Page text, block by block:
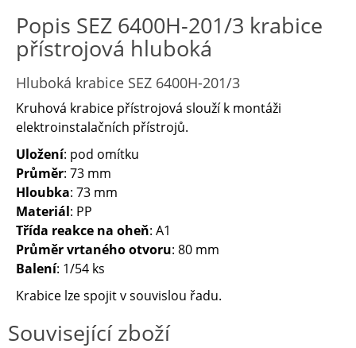
Popis SEZ 6400H-201/3 krabice
přístrojová hluboká
Hluboká krabice SEZ 6400H-201/3
Kruhová krabice přístrojová slouží k montáži
elektroinstalačních přístrojů.
Uložení: pod omítku
Průměr: 73 mm
Hloubka: 73 mm
Materiál: PP
Třída reakce na oheň: A1
Průměr vrtaného otvoru: 80 mm
Balení: 1/54 ks
Krabice lze spojit v souvislou řadu.
Související zboží